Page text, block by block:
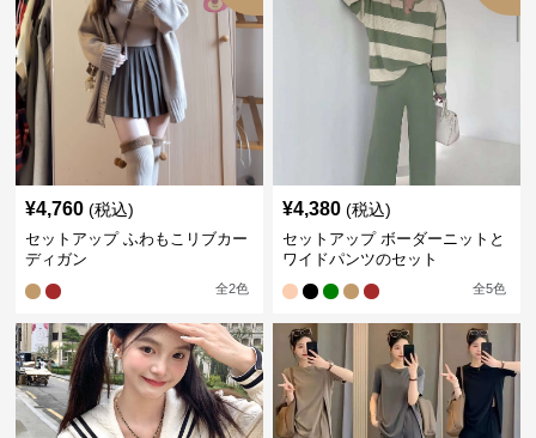
¥4,760 (税込)
セットアップ ふわもこリブカー
ディガン
全2色
¥4,380 (税込)
セットアップ ボーダーニットと
ワイドパンツのセット
全5色